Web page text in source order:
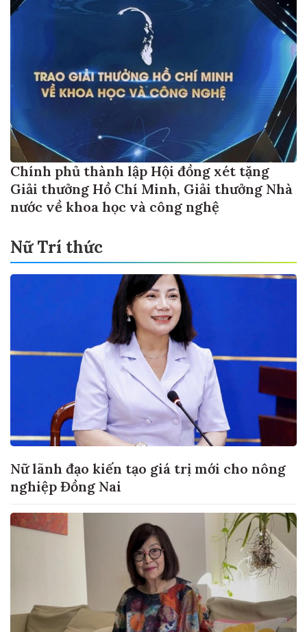
Chính phủ thành lập Hội đồng xét tặng
Giải thưởng Hồ Chí Minh, Giải thưởng Nhà
nước về khoa học và công nghệ
Nữ Trí thức
Nữ lãnh đạo kiến tạo giá trị mới cho nông
nghiệp Đồng Nai